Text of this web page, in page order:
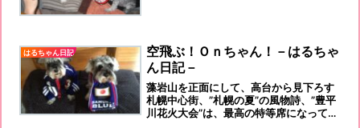
はるちゃん日記
空飛ぶ！Ｏｎちゃん！－はるちゃ
ん日記－
藻岩山を正面にして、高台から見下ろす
札幌中心街、”札幌の夏”の風物詩、”豊平
川花火大会”は、最高の特等席になってい